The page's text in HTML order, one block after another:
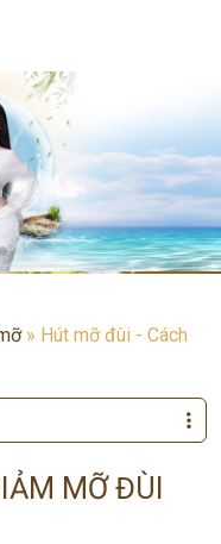
» Hút mỡ đùi - Cách
MỠ ĐÙI